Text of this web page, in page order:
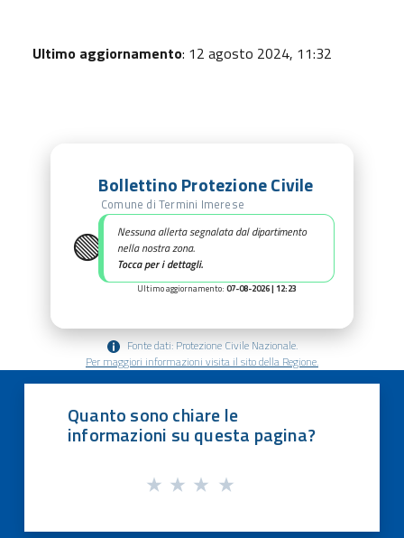
Ultimo aggiornamento: 12 agosto 2024, 11:32
🟢
Bollettino Protezione Civile
Comune di Termini Imerese
Nessuna allerta segnalata dal dipartimento
nella nostra zona.
Tocca per i dettagli.
Ultimo aggiornamento: 07-08-2026 | 12:23
Fonte dati: Protezione Civile Nazionale.
Per maggiori informazioni visita il sito della Regione.
Quanto sono chiare le
informazioni su questa pagina?